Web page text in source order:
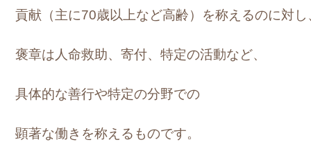
貢献（主に70歳以上など高齢）を称えるのに対し
褒章は人命救助、寄付、特定の活動など、
具体的な善行や特定の分野での
顕著な働きを称えるものです。